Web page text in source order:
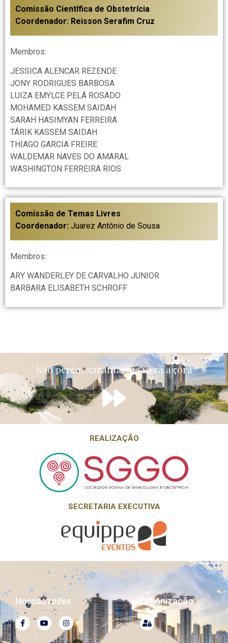
Comissão Científica de Obstetrícia
Coordenador: Reisson Serafim Cruz
Membros:
JESSICA ALENCAR REZENDE
JONY RODRIGUES BARBOSA
LUIZA EMYLCE PELÁ ROSADO
MOHAMED KASSEM SAIDAH
SARAH HASIMYAN FERREIRA
TÁRIK KASSEM SAIDAH
THIAGO GARCIA FREIRE
WALDEMAR NAVES DO AMARAL
WASHINGTON FERREIRA RIOS
Comissão de Temas Livres
Coordenador: Juarez Antônio de Sousa
Membros:
ARY WANDERLEY DE CARVALHO JUNIOR
BARBARA ELISABETH SCHROFF
Não perca, garanta sua vaga agora
REALIZAÇÃO
SECRETARIA EXECUTIVA
Nossas redes Organização